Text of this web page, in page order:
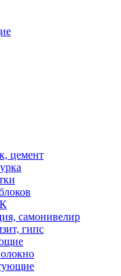
цемент
самонивелир
гипс